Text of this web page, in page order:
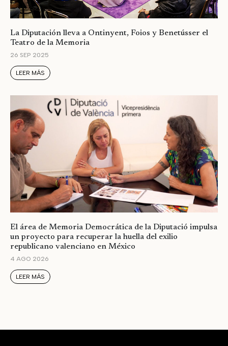
La Diputación lleva a Ontinyent, Foios y Benetússer el
Teatro de la Memoria
26 SEP 2025
LEER MÁS
El área de Memoria Democrática de la Diputació impulsa
un proyecto para recuperar la huella del exilio
republicano valenciano en México
4 AGO 2026
LEER MÁS